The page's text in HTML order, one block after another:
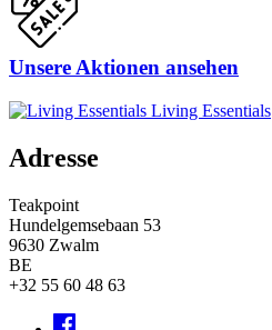
Unsere Aktionen ansehen
Living Essentials
Adresse
Teakpoint
Hundelgemsebaan 53
9630 Zwalm
BE
+32 55 60 48 63